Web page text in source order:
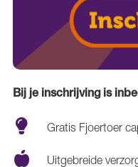
Bij je inschrijving is
Gratis Fjoertoer
Uitgebreide